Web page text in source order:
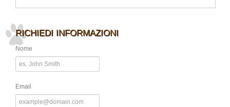
RICHIEDI INFORMAZIONI
Nome
Email